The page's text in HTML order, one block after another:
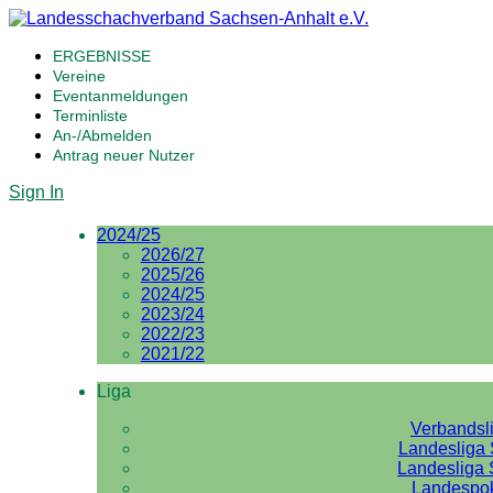
ERGEBNISSE
Vereine
Eventanmeldungen
Terminliste
An-/Abmelden
Antrag neuer Nutzer
Sign In
2024/25
2026/27
2025/26
2024/25
2023/24
2022/23
2021/22
Liga
Landesliga
Landesliga